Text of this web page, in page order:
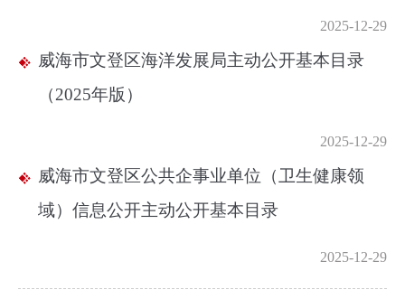
2025-12-29
威海市文登区海洋发展局主动公开基本目录
（2025年版）
2025-12-29
威海市文登区公共企事业单位（卫生健康领
域）信息公开主动公开基本目录
2025-12-29